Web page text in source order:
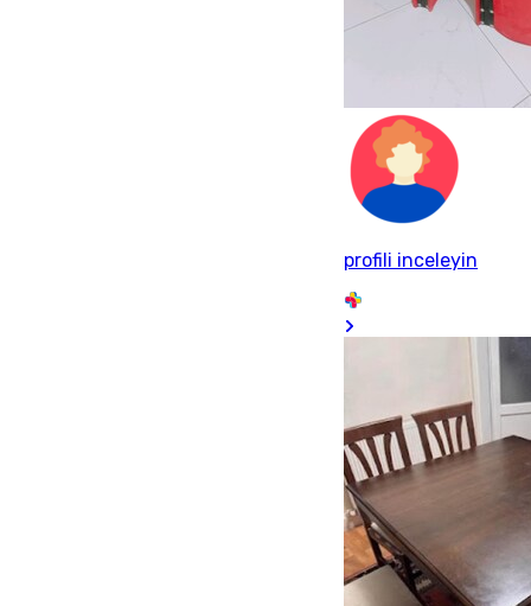
profili inceleyin